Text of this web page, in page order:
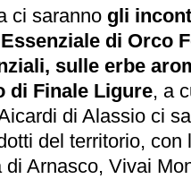
ci saranno gli
di Orco
sulle erbe
di Finale Ligure, a
di Alassio ci
del territorio, con
Arnasco, Vivai